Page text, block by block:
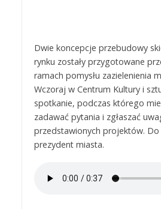
Dwie koncepcje przebudowy
rynku zostały przygotowane
ramach pomysłu zazielenienia
Wczoraj w Centrum Kultury i
spotkanie, podczas którego
zadawać pytania i zgłaszać
przedstawionych projektów. Do
prezydent miasta.